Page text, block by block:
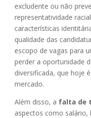
excludente ou não
representatividade
características
qualidade das
escopo de vagas para
perder a oportunidade
diversificada, que hoje
mercado.
Além disso, a falta de
aspectos como salário,